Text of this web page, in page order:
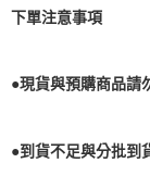
下單注意事項
●現貨與預購商品請
●到貨不足與分批到